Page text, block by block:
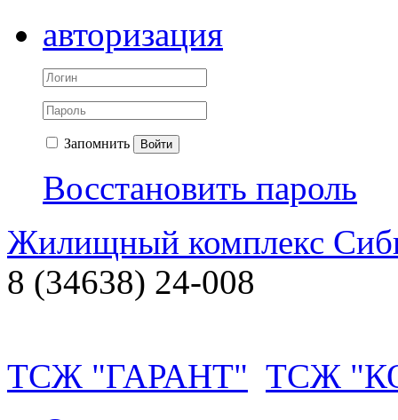
авторизация
Запомнить Войти
Восстановить пароль
Жилищный комплекс
8 (34638) 24-008
ТСЖ "ГАРАНТ" ТСЖ